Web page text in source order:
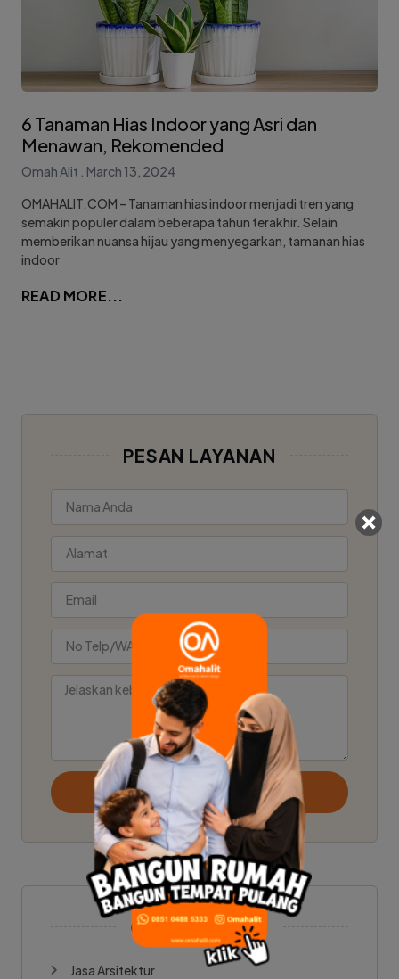
6 Tanaman Hias Indoor yang Asri dan
Menawan, Rekomended
Omah Alit
March 13, 2024
OMAHALIT.COM – Tanaman hias indoor menjadi tren yang
semakin populer dalam beberapa tahun terakhir. Selain
memberikan nuansa hijau yang menyegarkan, tamanan hias
indoor
READ MORE...
PESAN LAYANAN
KIRIM
OUR SERVICES
Jasa Arsitektur